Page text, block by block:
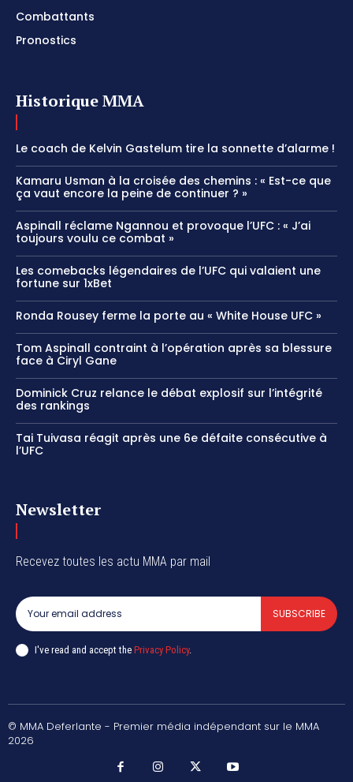
Combattants
Pronostics
Historique MMA
Le coach de Kelvin Gastelum tire la sonnette d’alarme !
Kamaru Usman à la croisée des chemins : « Est-ce que
ça vaut encore la peine de continuer ? »
Aspinall réclame Ngannou et provoque l’UFC : « J’ai
toujours voulu ce combat »
Les comebacks légendaires de l’UFC qui valaient une
fortune sur 1xBet
Ronda Rousey ferme la porte au « White House UFC »
Tom Aspinall contraint à l’opération après sa blessure
face à Ciryl Gane
Dominick Cruz relance le débat explosif sur l’intégrité
des rankings
Tai Tuivasa réagit après une 6e défaite consécutive à
l’UFC
Newsletter
Recevez toutes les actu MMA par mail
SUBSCRIBE
I've read and accept the Privacy Policy.
© MMA Deferlante - Premier média indépendant sur le MMA
2026